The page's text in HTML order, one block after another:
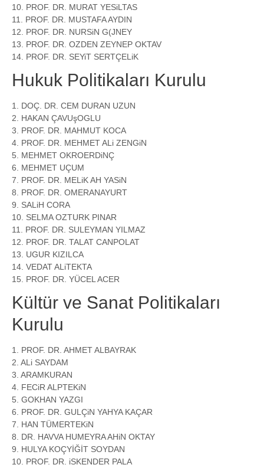
10. PROF. DR. MURAT YESiLTAS
11. PROF. DR. MUSTAFA AYDIN
12. PROF. DR. NURSiN G(JNEY
13. PROF. DR. OZDEN ZEYNEP OKTAV
14. PROF. DR. SEYiT SERTÇELiK
Hukuk Politikaları Kurulu
1. DOÇ. DR. CEM DURAN UZUN
2. HAKAN ÇAVUşOGLU
3. PROF. DR. MAHMUT KOCA
4. PROF. DR. MEHMET ALi ZENGiN
5. MEHMET OKROERDiNÇ
6. MEHMET UÇUM
7. PROF. DR. MELiK AH YASiN
8. PROF. DR. OMERANAYURT
9. SALiH CORA
10. SELMA OZTURK PINAR
11. PROF. DR. SULEYMAN YILMAZ
12. PROF. DR. TALAT CANPOLAT
13. UGUR KIZILCA
14. VEDAT ALiTEKTA
15. PROF. DR. YÜCEL ACER
Kültür ve Sanat Politikaları
Kurulu
1. PROF. DR. AHMET ALBAYRAK
2. ALi SAYDAM
3. ARAMKURAN
4. FECiR ALPTEKiN
5. GOKHAN YAZGI
6. PROF. DR. GULÇiN YAHYA KAÇAR
7. HAN TÜMERTEKiN
8. DR. HAVVA HUMEYRA AHiN OKTAY
9. HULYA KOÇYİĞİT SOYDAN
10. PROF. DR. iSKENDER PALA